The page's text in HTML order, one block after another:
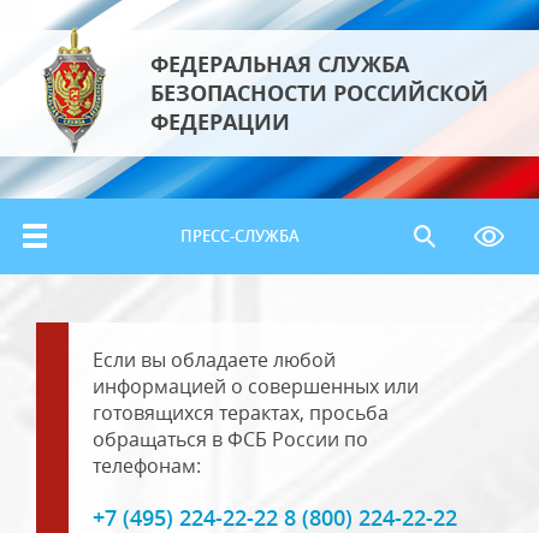
ФЕДЕРАЛЬНАЯ СЛУЖБА
БЕЗОПАСНОСТИ РОССИЙСКОЙ
ФЕДЕРАЦИИ
ПРЕСС-СЛУЖБА
Если вы обладаете любой
информацией о совершенных или
готовящихся терактах, просьба
обращаться в ФСБ России по
телефонам:
+7 (495) 224-22-22 8 (800) 224-22-22